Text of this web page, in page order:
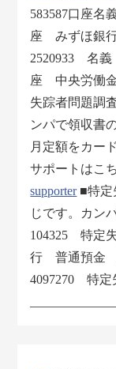
583587口座名
座 みずほ銀
2520933 名
座 中央労働
失踪者問題調
ンパで領収書
月定額をカー
サポートはこ
supporter■特定
じです。カン
104325 特定
行 普通預金
4097270 特定